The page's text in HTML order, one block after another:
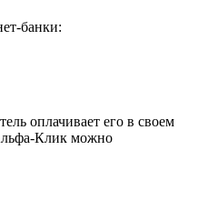
банки:
оплачивает его в своем
Клик можно